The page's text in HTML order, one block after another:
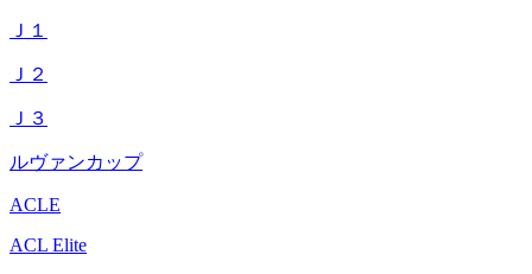
Ｊ１
Ｊ２
Ｊ３
ルヴァンカップ
ACLE
ACL Elite